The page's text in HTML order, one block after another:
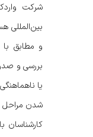
شرکت
بین‌المللی
و مطابق با
بررسی و
یا
شدن مراحل
کارشناسان